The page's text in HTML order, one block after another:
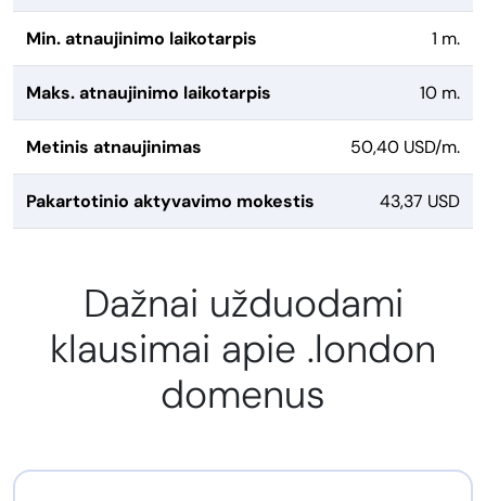
Min. atnaujinimo laikotarpis 1 m.
Maks. atnaujinimo laikotarpis 10 m.
Metinis atnaujinimas 50,40 USD/m.
Pakartotinio aktyvavimo mokestis 43,37 USD
Dažnai užduodami
klausimai apie .london
domenus